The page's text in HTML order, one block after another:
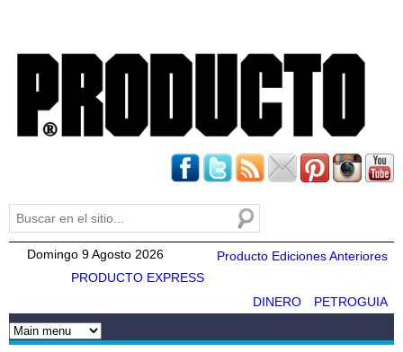
Formulario de búsqueda
Buscar
Domingo 9 Agosto 2026
Producto Ediciones Anteriores
PRODUCTO EXPRESS
PETROGUIA
DINERO